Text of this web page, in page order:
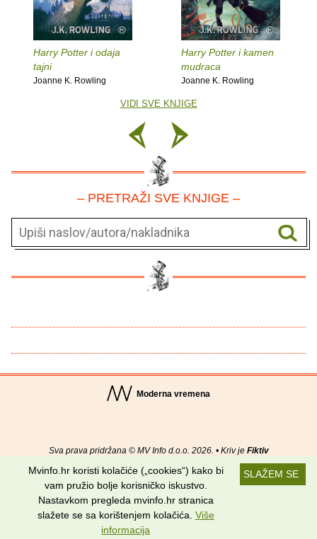
Harry Potter i odaja
tajni
Joanne K. Rowling
Harry Potter i kamen
mudraca
Joanne K. Rowling
VIDI SVE KNJIGE
– PRETRAŽI SVE KNJIGE –
Moderna vremena
Sva prava pridržana © MV Info d.o.o. 2026. • Kriv je Fiktiv
O nama• Pomoć•Uvjeti korištenja•RSS kanali
Potraži nas na:
SLAŽEM SE
Mvinfo.hr koristi kolačiće („cookies“) kako bi
vam pružio bolje korisničko iskustvo.
Nastavkom pregleda mvinfo.hr stranica
slažete se sa korištenjem kolačića. Više
informacija